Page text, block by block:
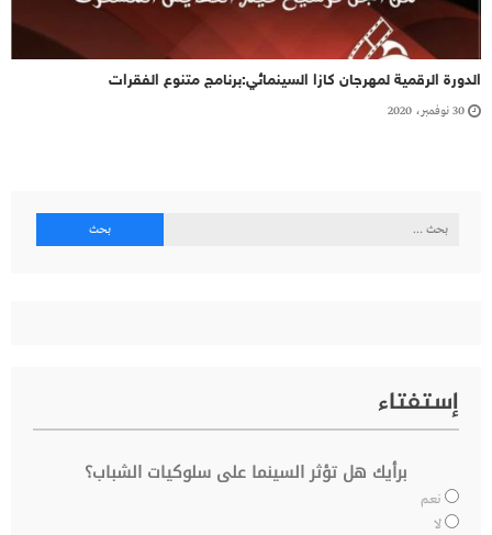
الدورة الرقمية لمهرجان كازا السينمائي:برنامج متنوع الفقرات
30 نوفمبر، 2020
البحث
إستفتاء
برأيك هل تؤثر السينما على سلوكيات الشباب؟
نعم
لا